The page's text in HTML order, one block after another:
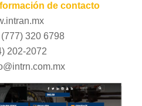
de contacto
320 6798
202-2072